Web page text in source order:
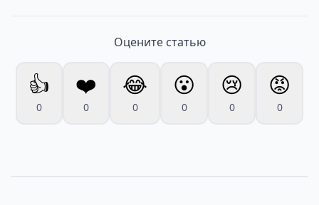
Оцените статью
👍
0
❤️
0
😂
0
😮
0
😢
0
😡
0